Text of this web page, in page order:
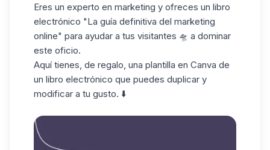
Eres un experto en marketing y ofreces un libro
electrónico "La guía definitiva del marketing
online" para ayudar a tus visitantes 🛸 a dominar
este oficio.
Aquí tienes, de regalo, una plantilla en Canva de
un libro electrónico que puedes duplicar y
modificar a tu gusto. ⬇️